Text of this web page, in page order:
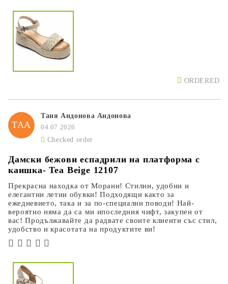
ORDERED
ТАА
Таня Андонова Андонова
04.07.2026
Checked order
Дамски бежови еспадрили на платформа с
каишка- Tea Beige 12107
Прекрасна находка от Морани! Стилни, удобни и
елегантни летни обувки! Подходящи както за
ежедневието, така и за по-специални поводи! Най-
вероятно няма да са ми ипоследния чифт, закупен от
вас! Продължавайте да радвате своите клиенти със стил,
удобство и красотата на продуктите ви!